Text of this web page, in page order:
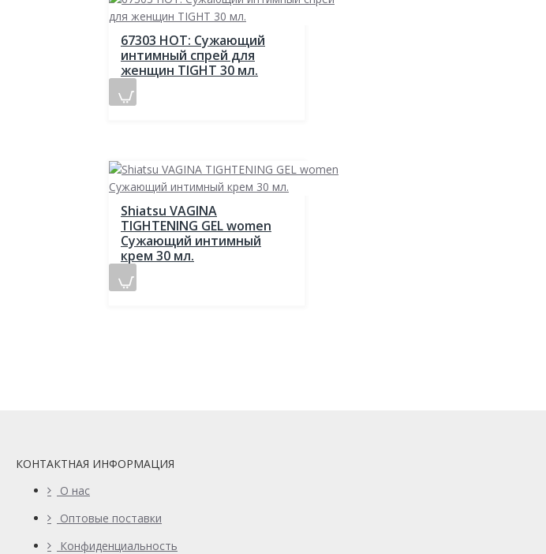
67303 HOT: Сужающий
интимный спрей для
женщин TIGHT 30 мл.
Shiatsu VAGINA
TIGHTENING GEL women
Сужающий интимный
крем 30 мл.
КОНТАКТНАЯ ИНФОРМАЦИЯ
О нас
Оптовые поставки
Конфиденциальность